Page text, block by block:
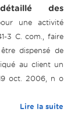
des
une activité
3 C. com., faire
dispensé de
au client un
oct. 2006, n o
Lire la suite